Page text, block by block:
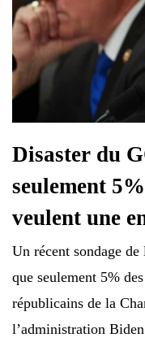
Disaster du
seulement
veulent une
Un récent sondage
que seulement 5%
républicains de la
l’administration